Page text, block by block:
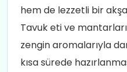
hem de lezzetli bir
Tavuk eti ve
zengin aromalarıyla
kısa sürede